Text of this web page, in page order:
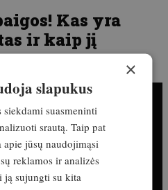
Kas yra
ir kaip jį
×
slapukus
suasmeninti
srautą. Taip pat
jūsų naudojimąsi
reklamos ir analizės
ją sujungti su kita